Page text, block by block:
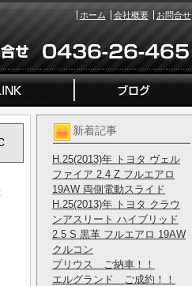
ホーム 会社概要 お問合せ
新着記事
H.25(2013)年 トヨタ ヴェル
ファイア 2.4 Z フルエアロ
19AW 両側電動スライド
H.25(2013)年 トヨタ クラウ
ンアスリート ハイブリッド
2.5 S 黒革 フルエアロ 19AW
クルコン
プリウス ご納車！！
エルグランド ご成約！！